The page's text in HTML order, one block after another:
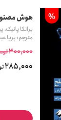
% هوش
برانکا پانیک،
مترجم: پریا
300,000
285,000